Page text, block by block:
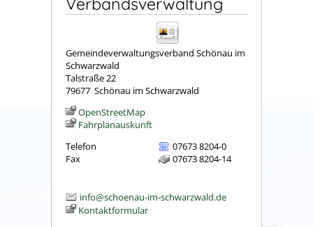
Gemeindeverwaltungsverband Schönau im
Schwarzwald
Talstraße 22
79677 Schönau im Schwarzwald
OpenStreetMap
Fahrplanauskunft
Telefon
07673 8204-0
Fax
07673 8204-14
info@schoenau-im-schwarzwald.de
Kontaktformular